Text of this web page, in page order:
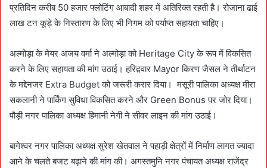
प्रतिदिन करीब 50 हजार फ्लोटिंग आबादी शहर में अतिरिक्त रहती है। रोजाना ढाई
लाख टन कूड़े के निस्तारण के लिए भी निगम को पर्याप्त सहायता चाहिए।
अल्मोड़ा के मेयर अजय वर्मा ने अल्मोड़ा को Heritage City के रूप में विकसित
करने के लिए सहायता की मांग उठाई। हरिद़वार Mayor किरण जैसल ने तीर्थाटन
के मद्देनजर Extra Budget को जरूरी करार दिया। मसूरी पालिका अध्यक्ष मीरा
सकलानी ने पार्किंग सुविधा विकसित करने और Green Bonus पर जोर दिया।
पौड़ी नगर पालिका अध्यक्ष हिमानी नेगी ने सीवर लाइन की मांग उठाई।
बागेश्वर नगर पालिका अध्यक्ष सुरेश खेतवाल ने पहाड़ी क्षेत्रों में निर्माण लागत ज्यादा
आने के चलते बजट बढ़ाने की मांग की। अगस्तमुनि नगर पंचायत अध्यक्ष राजेंद्र